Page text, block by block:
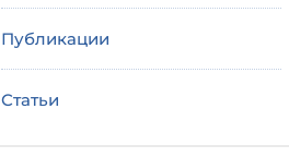
Публикации
Статьи